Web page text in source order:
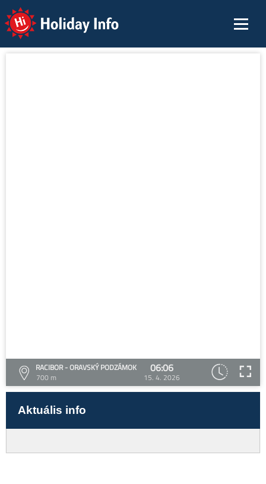
Holiday Info
RACIBOR - ORAVSKÝ PODZÁMOK
700 m
06:06
15. 4. 2026
Aktuális info